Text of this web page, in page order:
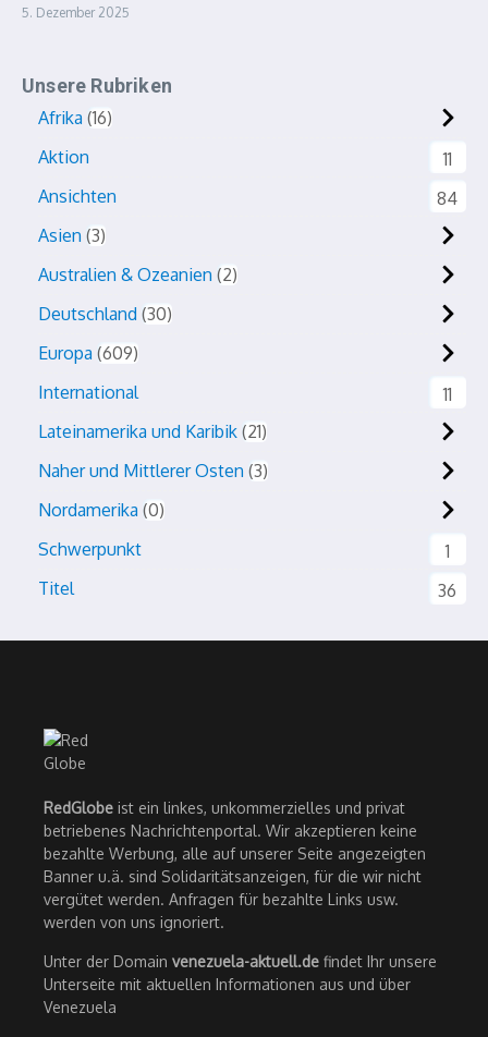
5. Dezember 2025
Unsere Rubriken
Afrika 16
Aktion
11
Ansichten
84
Asien 3
Australien & Ozeanien 2
Deutschland 30
Europa 609
International
11
Lateinamerika und Karibik 21
Naher und Mittlerer Osten 3
Nordamerika 0
Schwerpunkt
1
Titel
36
RedGlobe ist ein linkes, unkommerzielles und privat
betriebenes Nachrichtenportal. Wir akzeptieren keine
bezahlte Werbung, alle auf unserer Seite angezeigten
Banner u.ä. sind Solidaritätsanzeigen, für die wir nicht
vergütet werden. Anfragen für bezahlte Links usw.
werden von uns ignoriert.
Unter der Domain venezuela-aktuell.de findet Ihr unsere
Unterseite mit aktuellen Informationen aus und über
Venezuela